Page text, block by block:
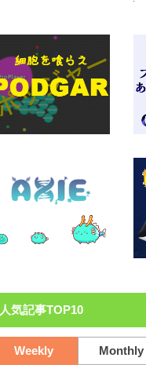
人気記事TOP10
Weekly Monthly